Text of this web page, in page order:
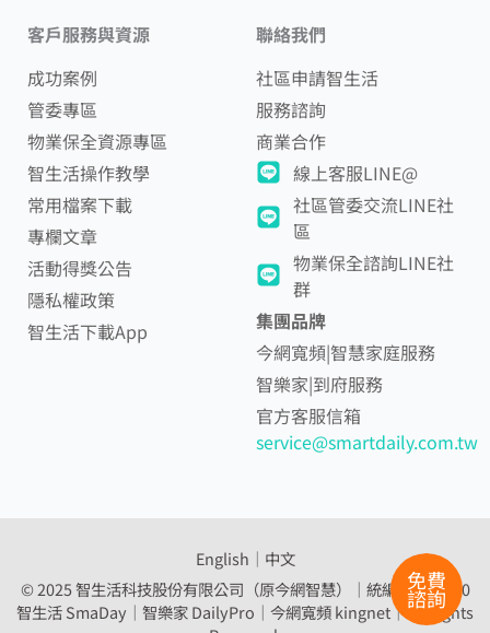
免費
諮詢
客戶服務與資源
成功案例
管委專區
物業保全資源專區
智生活操作教學
常用檔案下載
專欄文章
活動得獎公告
隱私權政策
智生活下載App
聯絡我們
社區申請智生活
服務諮詢
商業合作
線上客服LINE@
社區管委交流LINE社
區
物業保全諮詢LINE社
群
集團品牌
今網寬頻|智慧家庭服務
智樂家|到府服務
官方客服信箱
service@smartdaily.com.tw
English │ 中文
© 2025 智生活科技股份有限公司（原今網智慧）｜統編 54307560
智生活 SmaDay｜智樂家 DailyPro｜ 今網寬頻 kingnet｜All Rights